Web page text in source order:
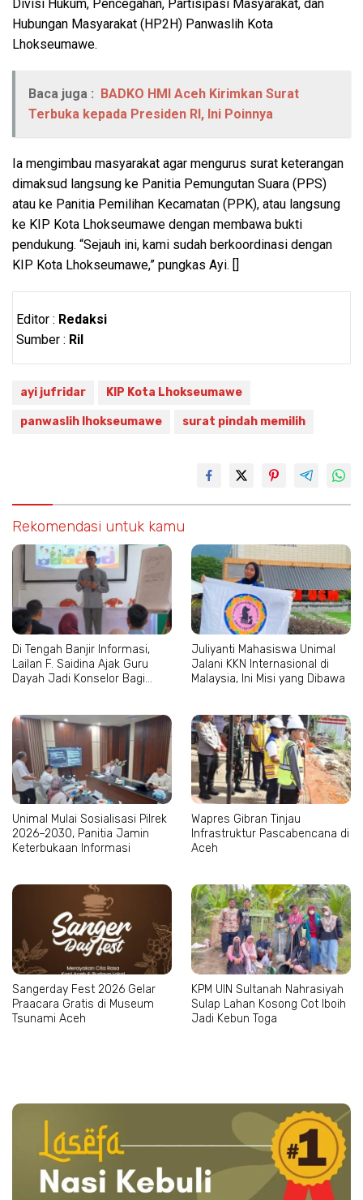
Divisi Hukum, Pencegahan, Partisipasi Masyarakat, dan
Hubungan Masyarakat (HP2H) Panwaslih Kota
Lhokseumawe.
Baca juga : BADKO HMI Aceh Kirimkan Surat
Terbuka kepada Presiden RI, Ini Poinnya
Ia mengimbau masyarakat agar mengurus surat keterangan
dimaksud langsung ke Panitia Pemungutan Suara (PPS)
atau ke Panitia Pemilihan Kecamatan (PPK), atau langsung
ke KIP Kota Lhokseumawe dengan membawa bukti
pendukung. “Sejauh ini, kami sudah berkoordinasi dengan
KIP Kota Lhokseumawe,” pungkas Ayi. []
Editor : Redaksi
Sumber : Ril
ayi jufridar KIP Kota Lhokseumawe
panwaslih lhokseumawe surat pindah memilih
Rekomendasi untuk kamu
Di Tengah Banjir Informasi,
Lailan F. Saidina Ajak Guru
Dayah Jadi Konselor Bagi
Juliyanti Mahasiswa Unimal
Jalani KKN Internasional di
Malaysia, Ini Misi yang Dibawa
Unimal Mulai Sosialisasi Pilrek
2026–2030, Panitia Jamin
Keterbukaan Informasi
Wapres Gibran Tinjau
Infrastruktur Pascabencana di
Aceh
Sangerday Fest 2026 Gelar
Praacara Gratis di Museum
Tsunami Aceh
KPM UIN Sultanah Nahrasiyah
Sulap Lahan Kosong Cot Iboih
Jadi Kebun Toga